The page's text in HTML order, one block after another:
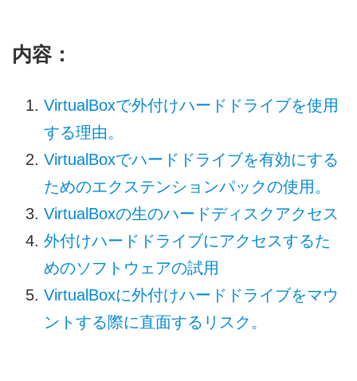
内容：
VirtualBoxで外付けハードドライブを使用
する理由。
VirtualBoxでハードドライブを有効にする
ためのエクステンションパックの使用。
VirtualBoxの生のハードディスクアクセス
外付けハードドライブにアクセスするた
めのソフトウェアの試用
VirtualBoxに外付けハードドライブをマウ
ントする際に直面するリスク。